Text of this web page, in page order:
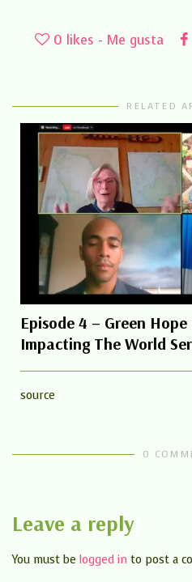
0 likes - Me gusta
RELATED
Episode 4 – Green
Impacting The World
source
0
Leave a reply
You must be logged in to post a